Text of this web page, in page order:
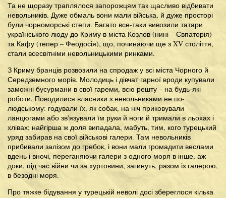
Та не щоразу траплялося запорожцям так щасливо відбивати
невольників. Дуже обмаль вони мали війська, й дуже просторі
були чорноморські степи. Багато все-таки вивозили татари
українського люду до Криму в міста Козлов (нині – Євпаторія)
та Кафу (тепер – Феодосія), що, починаючи ще з XV століття,
стали всесвітніми невольницькими ринками.
З Криму бранців розвозили на спродаж у всі міста Чорного й
Середземного морів. Молодиць і дівчат гарної вроди купували
заможні бусурмани в свої гареми, всю решту – на будь-які
роботи. Поводилися власники з невольниками не по-
людському: годували їх, як собак, на ніч приковували
ланцюгами або зв'язували їм руки й ноги й тримали в льохах і
хлівах; найгірша ж доля випадала, мабуть, тим, кого турецький
уряд забирав на свої військові галери. Там невольників
прибивали залізом до гребок, і вони мали громадити веслами
вдень і вночі, переганяючи галери з одного моря в інше, аж
доки, під час війни чи за хуртовини, загинуть, разом із галерою,
в безодні моря.
Про тяжке бідування у турецькій неволі досі збереглося кілька